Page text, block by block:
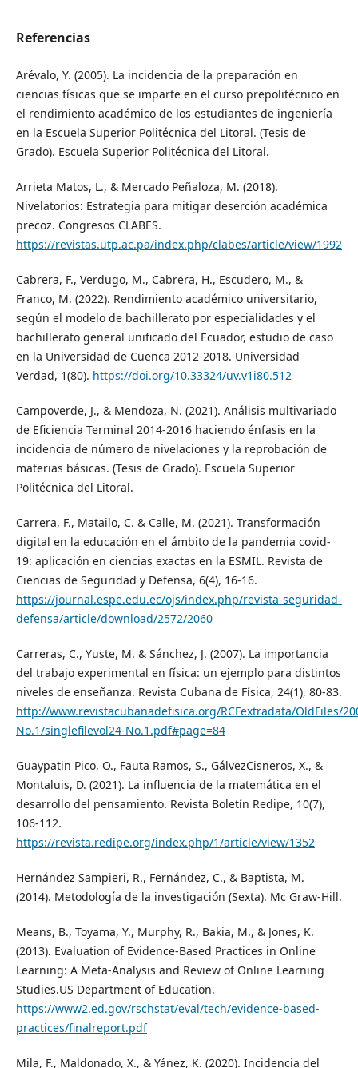
Referencias
Arévalo, Y. (2005). La incidencia de la preparación en
ciencias físicas que se imparte en el curso prepolitécnico en
el rendimiento académico de los estudiantes de ingeniería
en la Escuela Superior Politécnica del Litoral. (Tesis de
Grado). Escuela Superior Politécnica del Litoral.
Arrieta Matos, L., & Mercado Peñaloza, M. (2018).
Nivelatorios: Estrategia para mitigar deserción académica
precoz. Congresos CLABES.
https://revistas.utp.ac.pa/index.php/clabes/article/view/1992
Cabrera, F., Verdugo, M., Cabrera, H., Escudero, M., &
Franco, M. (2022). Rendimiento académico universitario,
según el modelo de bachillerato por especialidades y el
bachillerato general unificado del Ecuador, estudio de caso
en la Universidad de Cuenca 2012-2018. Universidad
Verdad, 1(80). https://doi.org/10.33324/uv.v1i80.512
Campoverde, J., & Mendoza, N. (2021). Análisis multivariado
de Eficiencia Terminal 2014-2016 haciendo énfasis en la
incidencia de número de nivelaciones y la reprobación de
materias básicas. (Tesis de Grado). Escuela Superior
Politécnica del Litoral.
Carrera, F., Matailo, C. & Calle, M. (2021). Transformación
digital en la educación en el ámbito de la pandemia covid-
19: aplicación en ciencias exactas en la ESMIL. Revista de
Ciencias de Seguridad y Defensa, 6(4), 16-16.
https://journal.espe.edu.ec/ojs/index.php/revista-seguridad-
defensa/article/download/2572/2060
Carreras, C., Yuste, M. & Sánchez, J. (2007). La importancia
del trabajo experimental en física: un ejemplo para distintos
niveles de enseñanza. Revista Cubana de Física, 24(1), 80-83.
http://www.revistacubanadefisica.org/RCFextradata/OldFiles/
No.1/singlefilevol24-No.1.pdf#page=84
Guaypatin Pico, O., Fauta Ramos, S., GálvezCisneros, X., &
Montaluis, D. (2021). La influencia de la matemática en el
desarrollo del pensamiento. Revista Boletín Redipe, 10(7),
106-112.
https://revista.redipe.org/index.php/1/article/view/1352
Hernández Sampieri, R., Fernández, C., & Baptista, M.
(2014). Metodología de la investigación (Sexta). Mc Graw-Hill.
Means, B., Toyama, Y., Murphy, R., Bakia, M., & Jones, K.
(2013). Evaluation of Evidence-Based Practices in Online
Learning: A Meta-Analysis and Review of Online Learning
Studies.US Department of Education.
https://www2.ed.gov/rschstat/eval/tech/evidence-based-
practices/finalreport.pdf
Mila, F., Maldonado, X., & Yánez, K. (2020). Incidencia del